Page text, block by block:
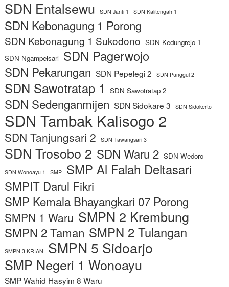
SDN Entalsewu SDN Janti 1 SDN Kalitengah 1
SDN Kebonagung 1 Porong
SDN Kebonagung 1 Sukodono SDN Kedungrejo 1
SDN Ngampelsari SDN Pagerwojo
SDN Pekarungan SDN Pepelegi 2 SDN Punggul 2
SDN Sawotratap 1 SDN Sawotratap 2
SDN Sedenganmijen SDN Sidokare 3 SDN Sidokerto
SDN Tambak Kalisogo 2
SDN Tanjungsari 2 SDN Tawangsari 3
SDN Trosobo 2 SDN Waru 2 SDN Wedoro
SDN Wonoayu 1 SMP SMP Al Falah Deltasari
SMPIT Darul Fikri
SMP Kemala Bhayangkari 07 Porong
SMPN 1 Waru SMPN 2 Krembung
SMPN 2 Taman SMPN 2 Tulangan
SMPN 3 KRIAN SMPN 5 Sidoarjo
SMP Negeri 1 Wonoayu
SMP Wahid Hasyim 8 Waru